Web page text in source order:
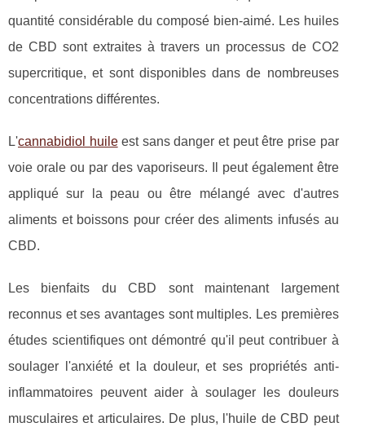
quantité considérable du composé bien-aimé. Les huiles
de CBD sont extraites à travers un processus de CO2
supercritique, et sont disponibles dans de nombreuses
concentrations différentes.
L'cannabidiol huileest sans danger et peut être prise par
voie orale ou par des vaporiseurs. Il peut également être
appliqué sur la peau ou être mélangé avec d'autres
aliments et boissons pour créer des aliments infusés au
CBD.
Les bienfaits du CBD sont maintenant largement
reconnus et ses avantages sont multiples. Les premières
études scientifiques ont démontré qu'il peut contribuer à
soulager l'anxiété et la douleur, et ses propriétés anti-
inflammatoires peuvent aider à soulager les douleurs
musculaires et articulaires. De plus, l'huile de CBD peut